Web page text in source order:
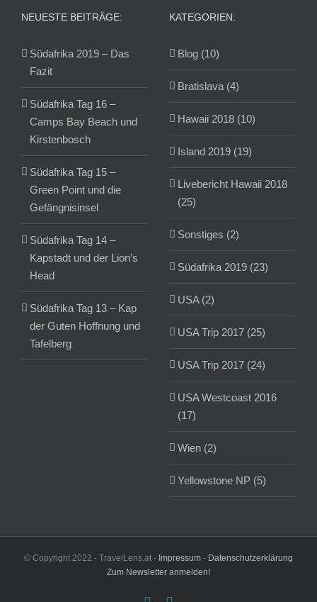
NEUESTE BEITRÄGE:
Südafrika 2019 – Das
Fazit
Südafrika Tag 16 –
Camps Bay Beach und
Kirstenbosch
Südafrika Tag 15 –
Green Point und die
Gefängnisinsel
Südafrika Tag 14 –
Kapstadt und der Lion’s
Head
Südafrika Tag 13 – Kap
der Guten Hoffnung und
Tafelberg
KATEGORIEN:
Blog (10)
Bratislava (4)
Hawaii 2018 (10)
Island 2019 (19)
Livebericht Hawaii 2018
(25)
Sonstiges (2)
Südafrika 2019 (23)
USA (2)
USA Trip 2017 (25)
USA Trip 2017 (24)
USA Westcoast 2016
(17)
Wien (2)
Yellowstone NP (5)
© Copyright 2022 - TravelLens.at - Impressum - Datenschutzerklärung
Zum Newsletter anmelden!